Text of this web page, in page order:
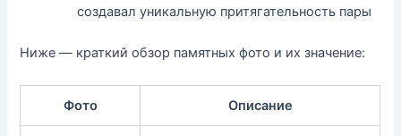
создавал уникальную притягательность пары
Ниже — краткий обзор памятных фото и их значение:
Фото Описание